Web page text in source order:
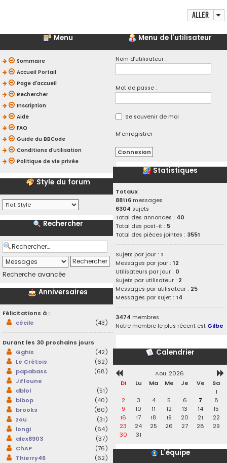
Aller
Menu
Sommaire
Accueil Portail
Page d’accueil
Rechercher
Inscription
Aide
FAQ
Guide du BBCode
Conditions d’utilisation
Politique de vie privée
Style du forum
Rechercher
Recherche avancée
Anniversaires
Félicitations à :
cécile
(43)
Durant les 30 prochains jours
Gghis
(42)
Le Crétois
(62)
papabass
(68)
Jiffoune
dblol
(51)
bibop
(40)
brooks
(60)
zou
(31)
longi
(64)
alex8903
(37)
ChAP
(76)
Thierry46
(62)
Menu de l’utilisateur
Nom d’utilisateur :
Mot de passe :
Se souvenir de moi
M’enregistrer
Statistiques
Totaux
88116 messages
6304 sujets
Total des annonces : 40
Total des post-it : 5
Total des pièces jointes : 3551
Sujets par jour :1
Messages par jour :12
Utilisateurs par jour : 0
Sujets par utilisateur : 2
Messages par utilisateur : 25
Messages par sujet :14
3474 membres
Notre membre le plus récent est Gilbe
Calendrier
Aou. 2026
Di
Lu Ma Me Je Ve
Sa
1
2
3 4 5 6 7
8
9
10 11 12 13 14
15
16
17 18 19 20 21
22
23
24 25 26 27 28
29
30
31
L’équipe